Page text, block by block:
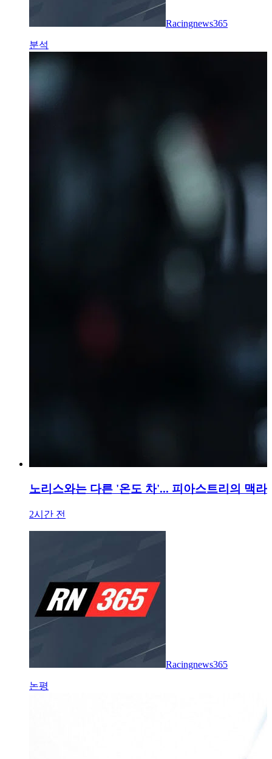
Racingnews365
분석
노리스와는 다른 '온도 차'... 피아스트리의 맥라
2시간 전
Racingnews365
논평